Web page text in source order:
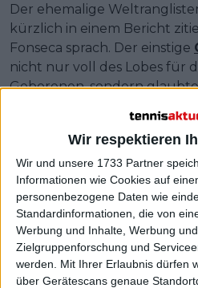
Wir respektieren
Wir und unsere 1733 Partner
Informationen wie Cookies auf
personenbezogene Daten wie
Standardinformationen, die von
Werbung und Inhalte, Werbung
Zielgruppenforschung und
werden.
Mit Ihrer Erlaubnis dürfen
über Gerätescans genaue
Der ehemalige
kürzlich in einem Bericht
Fonseca sprach. Der einstige
nicht nur voll des Lobes für
Geborenen, sondern
Youngster das Potenzial
Jahren zu den besten
Kategorie Herreneinzel zu
Weiterlesen
Boris
Joao
Australian
"Einfach ein